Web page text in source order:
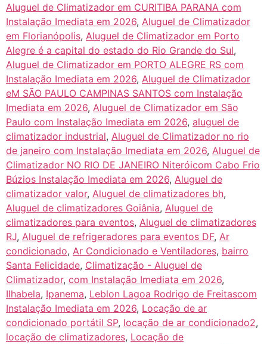
Aluguel de Climatizador em CURITIBA PARANA com
Instalação Imediata em 2026, Aluguel de Climatizador
em Florianópolis, Aluguel de Climatizador em Porto
Alegre é a capital do estado do Rio Grande do Sul,
Aluguel de Climatizador em PORTO ALEGRE RS com
Instalação Imediata em 2026, Aluguel de Climatizador
eM SÃO PAULO CAMPINAS SANTOS com Instalação
Imediata em 2026, Aluguel de Climatizador em São
Paulo com Instalação Imediata em 2026, aluguel de
climatizador industrial, Aluguel de Climatizador no rio
de janeiro com Instalação Imediata em 2026, Aluguel de
Climatizador NO RIO DE JANEIRO Niteróicom Cabo Frio
Búzios Instalação Imediata em 2026, Aluguel de
climatizador valor, Aluguel de climatizadores bh,
Aluguel de climatizadores Goiânia, Aluguel de
climatizadores para eventos, Aluguel de climatizadores
RJ, Aluguel de refrigeradores para eventos DF, Ar
condicionado, Ar Condicionado e Ventiladores, bairro
Santa Felicidade, Climatização - Aluguel de
Climatizador, com Instalação Imediata em 2026,
Ilhabela, Ipanema, Leblon Lagoa Rodrigo de Freitascom
Instalação Imediata em 2026, Locação de ar
condicionado portátil SP, locação de ar condicionado2,
locação de climatizadores, Locação de